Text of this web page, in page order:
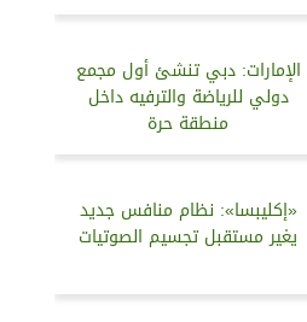
الإمارات: دبي تنشئ أول مجمع
دولي للرياضة والترفيه داخل
منطقة حرة
«إكليبسا»: نظام منافس جديد
يغير مستقبل تجسيم الصوتيات